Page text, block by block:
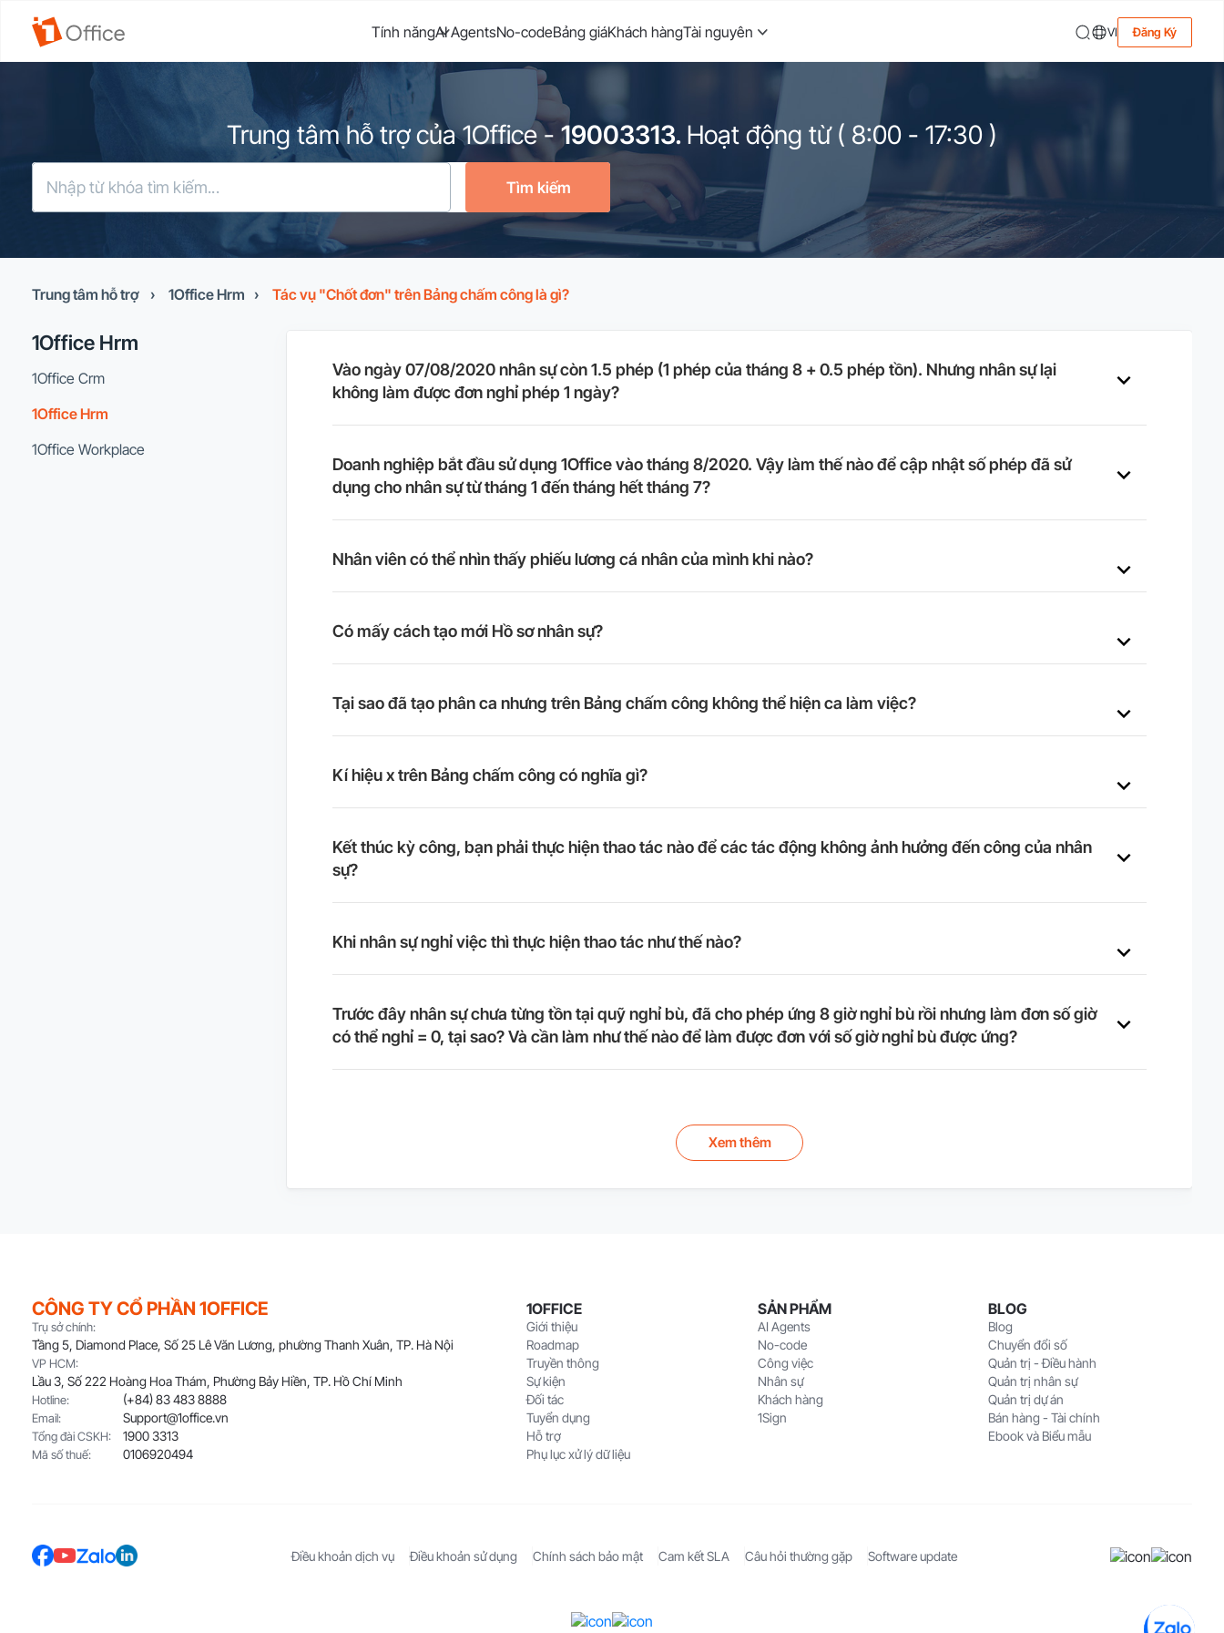
Tính năngAI AgentsNo-codeBảng giáKhách hàngTài nguyên VI Đăng Ký
Trung tâm hỗ trợ của 1Office- 19003313. Hoạt động từ ( 8:00 - 17:30 )
Tìm kiếm
Trung tâm hỗ trợ › 1Office Hrm › Tác vụ "Chốt đơn" trên Bảng chấm công là gì?
1Office Hrm
1Office Crm
1Office Hrm
1Office Workplace
Vào ngày 07/08/2020 nhân sự còn 1.5 phép (1 phép của tháng 8 + 0.5 phép tồn). Nhưng nhân sự lại
không làm được đơn nghỉ phép 1 ngày?
Doanh nghiệp bắt đầu sử dụng 1Office vào tháng 8/2020. Vậy làm thế nào để cập nhật số phép đã sử
dụng cho nhân sự từ tháng 1 đến tháng hết tháng 7?
Nhân viên có thể nhìn thấy phiếu lương cá nhân của mình khi nào?
Có mấy cách tạo mới Hồ sơ nhân sự?
Tại sao đã tạo phân ca nhưng trên Bảng chấm công không thể hiện ca làm việc?
Kí hiệu x trên Bảng chấm công có nghĩa gì?
Kết thúc kỳ công, bạn phải thực hiện thao tác nào để các tác động không ảnh hưởng đến công của nhân
sự?
Khi nhân sự nghỉ việc thì thực hiện thao tác như thế nào?
Trước đây nhân sự chưa từng tồn tại quỹ nghỉ bù, đã cho phép ứng 8 giờ nghỉ bù rồi nhưng làm đơn số giờ
có thể nghỉ = 0, tại sao? Và cần làm như thế nào để làm được đơn với số giờ nghỉ bù được ứng?
Xem thêm
CÔNG TY CỔ PHẦN 1OFFICE
Trụ sở chính:
Tầng 5, Diamond Place, Số 25 Lê Văn Lương, phường Thanh Xuân, TP. Hà Nội
VP HCM:
Lầu 3, Số 222 Hoàng Hoa Thám, Phường Bảy Hiền, TP. Hồ Chí Minh
Hotline: (+84) 83 483 8888
Email: Support@1office.vn
Tổng đài CSKH: 1900 3313
Mã số thuế: 0106920494
1OFFICE
Giới thiệu
Roadmap
Truyền thông
Sự kiện
Đối tác
Tuyển dụng
Hỗ trợ
Phụ lục xử lý dữ liệu
SẢN PHẨM
AI Agents
No-code
Công việc
Nhân sự
Khách hàng
1Sign
BLOG
Blog
Chuyển đổi số
Quản trị - Điều hành
Quản trị nhân sự
Quản trị dự án
Bán hàng - Tài chính
Ebook và Biểu mẫu
Điều khoản dịch vụ Điều khoản sử dụng Chính sách bảo mật Cam kết SLA Câu hỏi thường gặp Software update